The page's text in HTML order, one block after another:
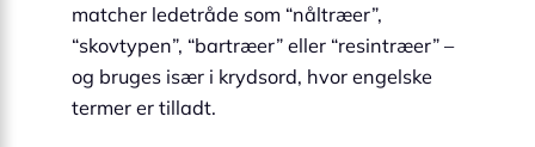
matcher ledetråde som “nåltræer”,
“skovtypen”, “bartræer” eller “resintræer” –
og bruges især i krydsord, hvor engelske
termer er tilladt.